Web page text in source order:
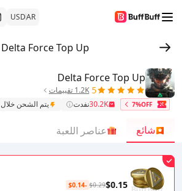
AR
USD
Delta Force Top Up
Delta Force Top Up
5 1.2K تقييمات
7%OFF
30.2Kنفدت يتم الشحن خلال 2 دقائق
شائع عناصر اللعبة
$0.15
$0.29
-$0.14